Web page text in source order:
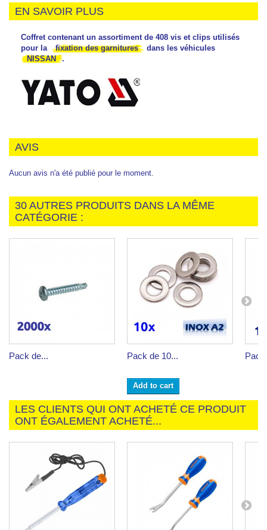
EN SAVOIR PLUS
Coffret contenant un assortiment de 408 vis et clips utilisés
pour la
fixation des garnitures
dans les véhicules
NISSAN
.
AVIS
Aucun avis n'a été publié pour le moment.
30 AUTRES PRODUITS DANS LA MÊME
CATÉGORIE :
Pack de... Pack de 10...
Add to cart
Pack
LES CLIENTS QUI ONT ACHETÉ CE PRODUIT
ONT ÉGALEMENT ACHETÉ...